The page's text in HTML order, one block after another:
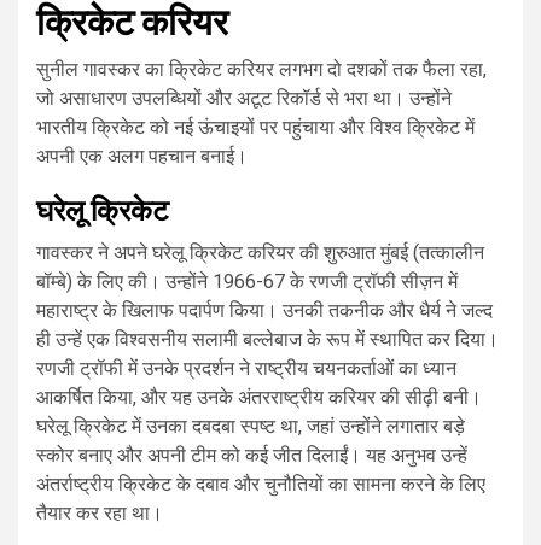
क्रिकेट करियर
सुनील गावस्कर का क्रिकेट करियर लगभग दो दशकों तक फैला रहा,
जो असाधारण उपलब्धियों और अटूट रिकॉर्ड से भरा था। उन्होंने
भारतीय क्रिकेट को नई ऊंचाइयों पर पहुंचाया और विश्व क्रिकेट में
अपनी एक अलग पहचान बनाई।
घरेलू क्रिकेट
गावस्कर ने अपने घरेलू क्रिकेट करियर की शुरुआत मुंबई (तत्कालीन
बॉम्बे) के लिए की। उन्होंने 1966-67 के रणजी ट्रॉफी सीज़न में
महाराष्ट्र के खिलाफ पदार्पण किया। उनकी तकनीक और धैर्य ने जल्द
ही उन्हें एक विश्वसनीय सलामी बल्लेबाज के रूप में स्थापित कर दिया।
रणजी ट्रॉफी में उनके प्रदर्शन ने राष्ट्रीय चयनकर्ताओं का ध्यान
आकर्षित किया, और यह उनके अंतरराष्ट्रीय करियर की सीढ़ी बनी।
घरेलू क्रिकेट में उनका दबदबा स्पष्ट था, जहां उन्होंने लगातार बड़े
स्कोर बनाए और अपनी टीम को कई जीत दिलाईं। यह अनुभव उन्हें
अंतर्राष्ट्रीय क्रिकेट के दबाव और चुनौतियों का सामना करने के लिए
तैयार कर रहा था।